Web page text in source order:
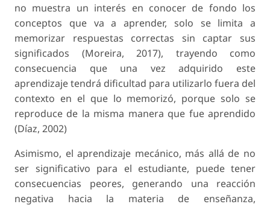
no muestra un interés en conocer de fondo los
conceptos que va a aprender, solo se limita a
memorizar respuestas correctas sin captar sus
significados (Moreira, 2017), trayendo como
consecuencia que una vez adquirido este
aprendizaje tendrá dificultad para utilizarlo fuera del
contexto en el que lo memorizó, porque solo se
reproduce de la misma manera que fue aprendido
(Díaz, 2002)
Asimismo, el aprendizaje mecánico, más allá de no
ser significativo para el estudiante, puede tener
consecuencias peores, generando una reacción
negativa hacia la materia de enseñanza,